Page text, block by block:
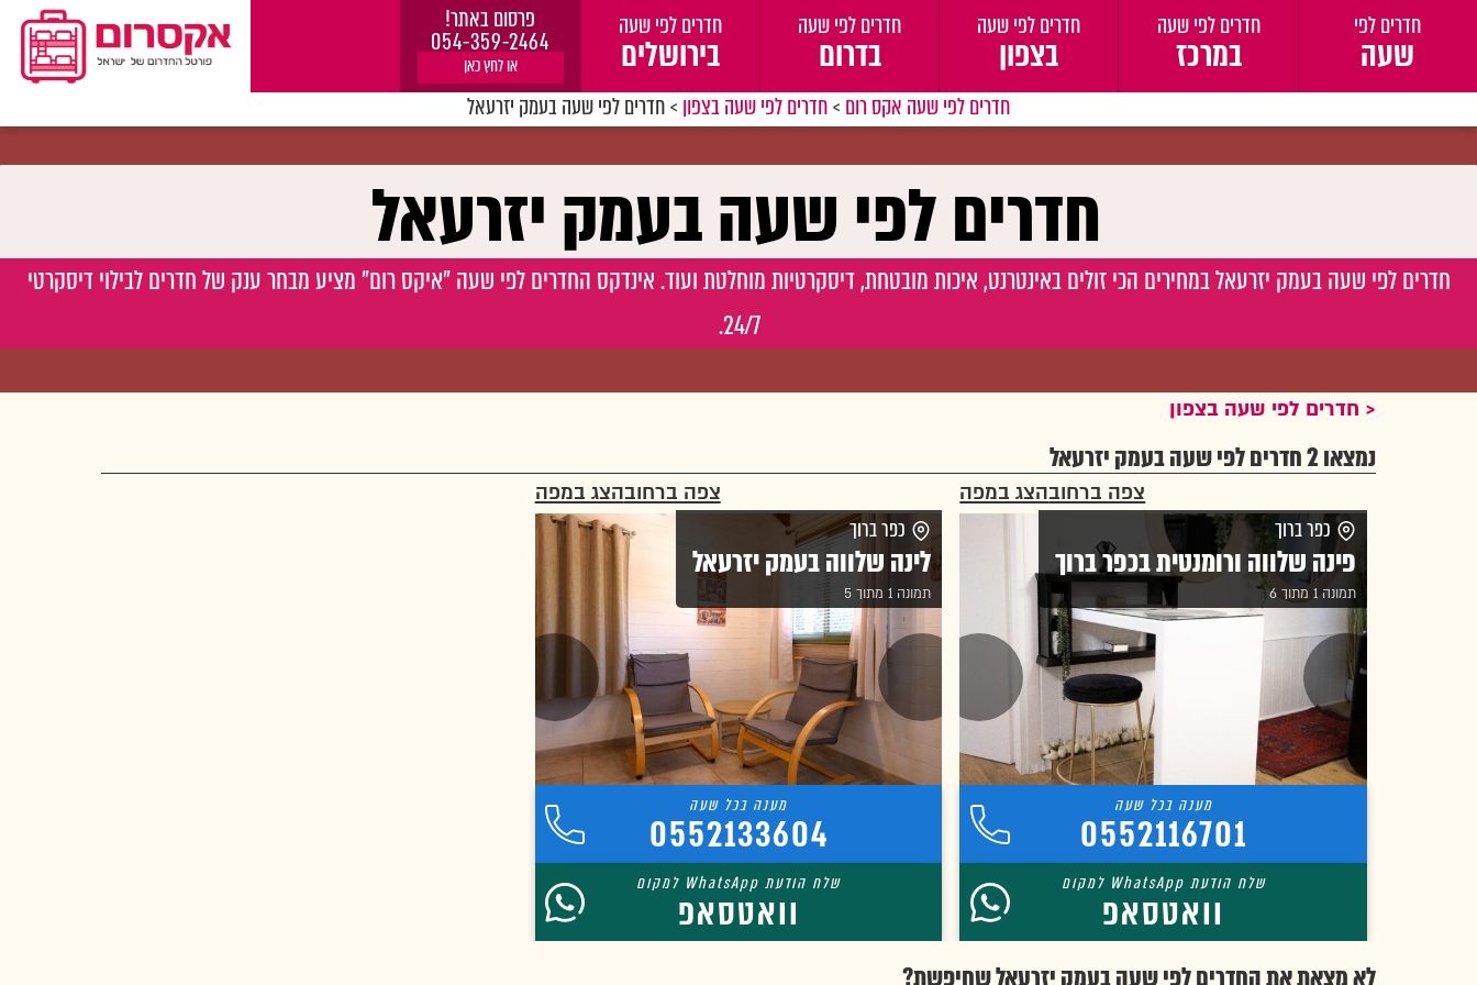
חדרים לפי
שעה
חדרים לפי שעה
במרכז
חדרים לפי שעה
בצפון
חדרים לפי שעה
בדרום
חדרים לפי שעה
בירושלים
פרסום באתר!
054-359-2464
או לחץ כאן
חדרים לפי שעה אקס רום >חדרים לפי שעה בצפון >חדרים לפי שעה בעמק יזרעאל
חדרים לפי שעה בעמק יזרעאל
חדרים לפי שעה בעמק יזרעאל במחירים הכי זולים באינטרנט, איכות מובטחת, דיסקרטיות מוחלטת ועוד. אינדקס החדרים לפי שעה "איקס רום" מציע מבחר ענק של חדרים לבילוי דיסקרטי
24/7.
חדרים לפי שעה בצפון
נמצאו 2 חדרים לפי שעה בעמק יזרעאל
צפה ברחובהצג במפה
כפר ברוך
פינה שלווה ורומנטית בכפר ברוך
תמונה 1 מתוך 6
0552116701
וואטסאפ
צפה ברחובהצג במפה
כפר ברוך
לינה שלווה בעמק יזרעאל
תמונה 1 מתוך 5
0552133604
וואטסאפ